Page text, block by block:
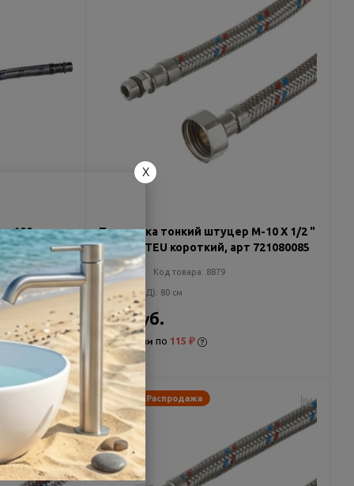
100 см.
Подводка тонкий штуцер М-10 Х 1/2 "
80см MATEU короткий, арт 721080085
много Код товара: 8879
Размеры (Д): 80 см
461 руб.
по 115 ₽
-26% Распродажа
X